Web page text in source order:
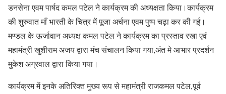
डनसेना एवम पार्षद कमल पटेल ने कार्यक्रम की अध्यक्षता किया।कार्यक्रम
की शुरुवात माँ भारती के चित्र में पूजा अर्चना एवम पुष्प चढ़ा कर की गई।
मण्डल के ऊर्जावान अध्यक्ष कमल पटेल ने कार्यक्रम का प्रस्ताव रखा एवं
महामंत्री खुशीराम अजय द्वारा मंच संचालन किया गया,अंत मे आभार प्रदर्शन
मुकेश अग्रवाल द्वारा किया गया।
कार्यक्रम में इनके अतिरिक्त मुख्य रूप से महामंत्री राजकमल पटेल,पूर्व